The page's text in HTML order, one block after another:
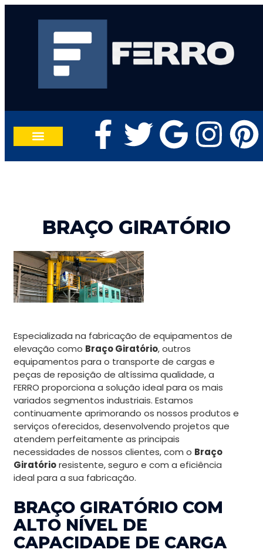
BRAÇO GIRATÓRIO
Especializada na fabricação de equipamentos de
elevação como Braço Giratório, outros
equipamentos para o transporte de cargas e
peças de reposição de altíssima qualidade, a
FERRO proporciona a solução ideal para os mais
variados segmentos industriais. Estamos
continuamente aprimorando os nossos produtos e
serviços oferecidos, desenvolvendo projetos que
atendem perfeitamente as principais
necessidades de nossos clientes, com o Braço
Giratórioresistente, seguro e com a eficiência
ideal para a sua fabricação.
BRAÇO GIRATÓRIO COM
ALTO NÍVEL DE
CAPACIDADE DE CARGA